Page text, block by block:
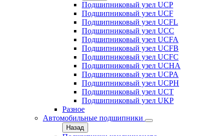
Подшипниковый узел UCP
Подшипниковый узел UCF
Подшипниковый узел UCFL
Подшипниковый узел UCC
Подшипниковый узел UCFA
Подшипниковый узел UCFB
Подшипниковый узел UCFC
Подшипниковый узел UCHA
Подшипниковый узел UCPA
Подшипниковый узел UCPH
Подшипниковый узел UCT
Подшипниковый узел UKP
Разное
Автомобильные подшипники
Назад